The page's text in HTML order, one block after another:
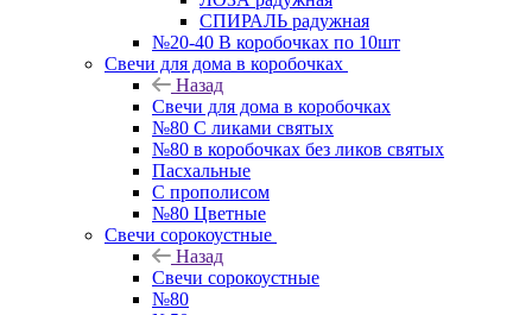
СПИРАЛЬ радужная
№20-40 В коробочках по 10шт
Свечи для дома в коробочках
Назад
Свечи для дома в коробочках
№80 С ликами святых
№80 в коробочках без ликов святых
Пасхальные
С прополисом
№80 Цветные
Свечи сорокоустные
Назад
Свечи сорокоустные
№80